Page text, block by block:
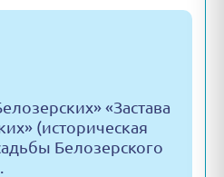
«Застава
(историческая
Белозерского